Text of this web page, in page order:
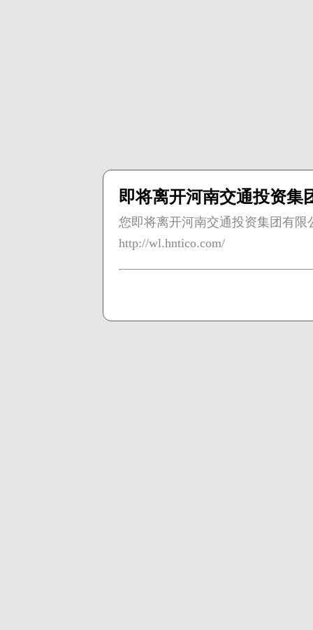
即将离开河南交通投资集
您即将离开河南交通投资集团有
http://wl.hntico.com/